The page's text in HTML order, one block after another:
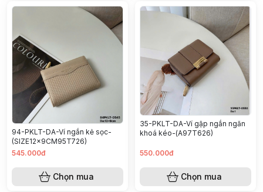
94-PKLT-DA-Ví ngắn kẻ sọc-
(SIZE12x9CM95T726)
545.000đ
Chọn mua
35-PKLT-DA-Ví gập ngắn ngăn
khoá kéo-(A97T626)
550.000đ
Chọn mua